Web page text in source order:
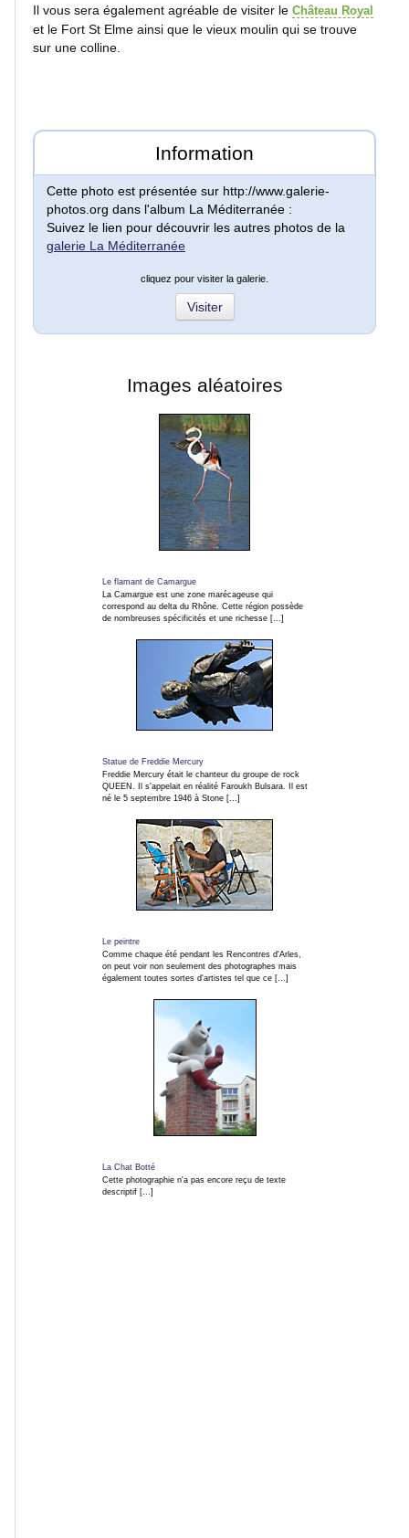
TAG
Le
jour
Il vous sera également agréable de visiter le Château Royal
et le Fort St Elme ainsi que le vieux moulin qui se trouve
sur une colline.
Information
Cette photo est présentée sur http://www.galerie-
photos.org dans l'album La Méditerranée :
Suivez le lien pour découvrir les autres photos de la
galerie La Méditerranée
cliquez pour visiter la galerie.
Visiter
Images aléatoires
Le flamant de Camargue
La Camargue est une zone marécageuse qui
correspond au delta du Rhône. Cette région possède
de nombreuses spécificités et une richesse [...]
Statue de Freddie Mercury
Freddie Mercury était le chanteur du groupe de rock
QUEEN. Il s'appelait en réalité Faroukh Bulsara. Il est
né le 5 septembre 1946 à Stone [...]
Le peintre
Comme chaque été pendant les Rencontres d'Arles,
on peut voir non seulement des photographes mais
également toutes sortes d'artistes tel que ce [...]
La Chat Botté
Cette photographie n'a pas encore reçu de texte
descriptif [...]